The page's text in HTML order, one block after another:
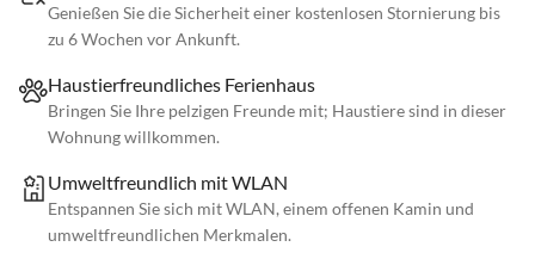
Genießen Sie die Sicherheit einer kostenlosen Stornierung bis
zu 6 Wochen vor Ankunft.
Haustierfreundliches Ferienhaus
Bringen Sie Ihre pelzigen Freunde mit; Haustiere sind in dieser
Wohnung willkommen.
Umweltfreundlich mit WLAN
Entspannen Sie sich mit WLAN, einem offenen Kamin und
umweltfreundlichen Merkmalen.